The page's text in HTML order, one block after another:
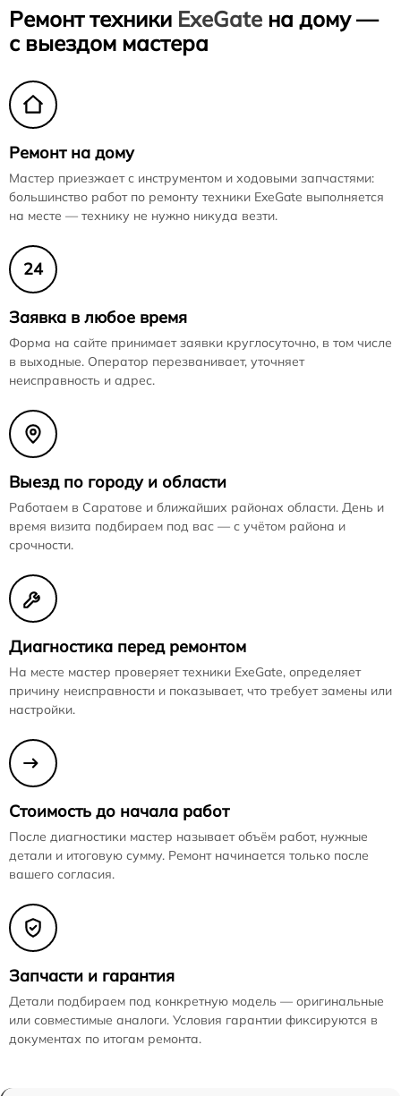
Ремонт техники ExeGate на дому —
с выездом мастера
Ремонт на дому
Мастер приезжает с инструментом и ходовыми запчастями:
большинство работ по ремонту техники ExeGate выполняется
на месте — технику не нужно никуда везти.
24
Заявка в любое время
Форма на сайте принимает заявки круглосуточно, в том числе
в выходные. Оператор перезванивает, уточняет
неисправность и адрес.
Выезд по городу и области
Работаем в Саратове и ближайших районах области. День и
время визита подбираем под вас — с учётом района и
срочности.
Диагностика перед ремонтом
На месте мастер проверяет техники ExeGate, определяет
причину неисправности и показывает, что требует замены или
настройки.
Стоимость до начала работ
После диагностики мастер называет объём работ, нужные
детали и итоговую сумму. Ремонт начинается только после
вашего согласия.
Запчасти и гарантия
Детали подбираем под конкретную модель — оригинальные
или совместимые аналоги. Условия гарантии фиксируются в
документах по итогам ремонта.